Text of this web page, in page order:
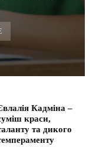
Кадміна –
краси,
та дикого